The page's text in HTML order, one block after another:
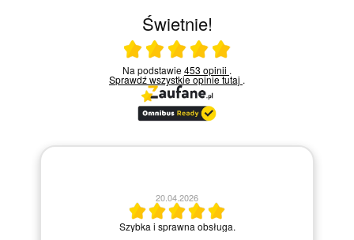
Świetnie!
Ocena średnia 5 na 5
Na podstawie453 opinii .
Sprawdź wszystkie opinietutaj .
20.04.2026
Szybka i sprawna obsługa.